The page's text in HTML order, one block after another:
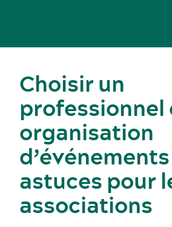
Choisir un
professionnel
organisation
d’événements
astuces pour
associations